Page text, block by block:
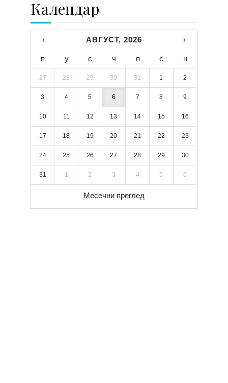
Календар
‹ АВГУСТ, 2026 ›
п у с ч п с н
27 28 29 30 31 1 2
3 4 5 6 7 8 9
10 11 12 13 14 15 16
17 18 19 20 21 22 23
24 25 26 27 28 29 30
31 1 2 3 4 5 6
Месечни преглед